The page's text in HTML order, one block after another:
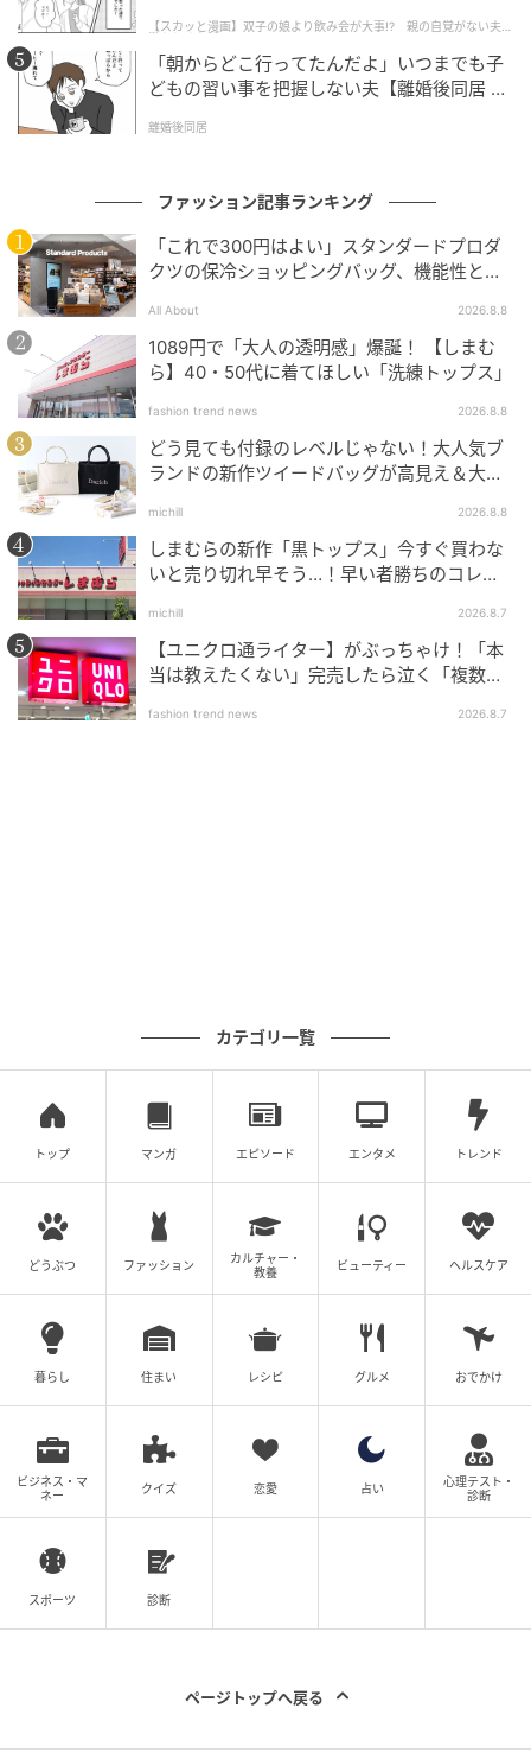
オムライスとナポリタンのハーフ＆ハーフ￥1,380、お
子様ランチはおもちゃ付き￥680。
ベビーフードはなんとサービス！
DATA
【住所】
東京都渋谷区神宮前6-31-21 東急プラザ原宿
【営業時間】
キッズメニュー、カトラリー、チェアあり。ランチも
席の予約可能です。
【スカッと漫画】双子の娘より飲み会が大事!? 親の自覚がない夫を
懲らしめた話
「朝からどこ行ってたんだよ」いつまでも子
どもの習い事を把握しない夫【離婚後同居 Vo
離婚後同居
ファッション記事ランキング
「これで300円はよい」スタンダードプロダ
クツの保冷ショッピングバッグ、機能性とデ
All About 2026.8.8
1089円で「大人の透明感」爆誕！ 【しまむ
ら】40・50代に着てほしい「洗練トップス」
fashion trend news 2026.8.8
どう見ても付録のレベルじゃない！大人気ブ
ランドの新作ツイードバッグが高見え＆大容
michill 2026.8.8
しまむらの新作「黒トップス」今すぐ買わな
いと売り切れ早そう…！早い者勝ちのコレ買
michill 2026.8.7
【ユニクロ通ライター】がぶっちゃけ！「本
当は教えたくない」完売したら泣く「複数買
fashion trend news 2026.8.7
カテゴリ一覧
トップ マンガ エピソード エンタメ トレンド
どうぶつ ファッション
カルチャー・
教養
ビューティー ヘルスケア
暮らし 住まい レシピ グルメ おでかけ
ビジネス・マ
ネー
クイズ 恋愛 占い
心理テスト・
診断
スポーツ 診断
ページトップへ戻る